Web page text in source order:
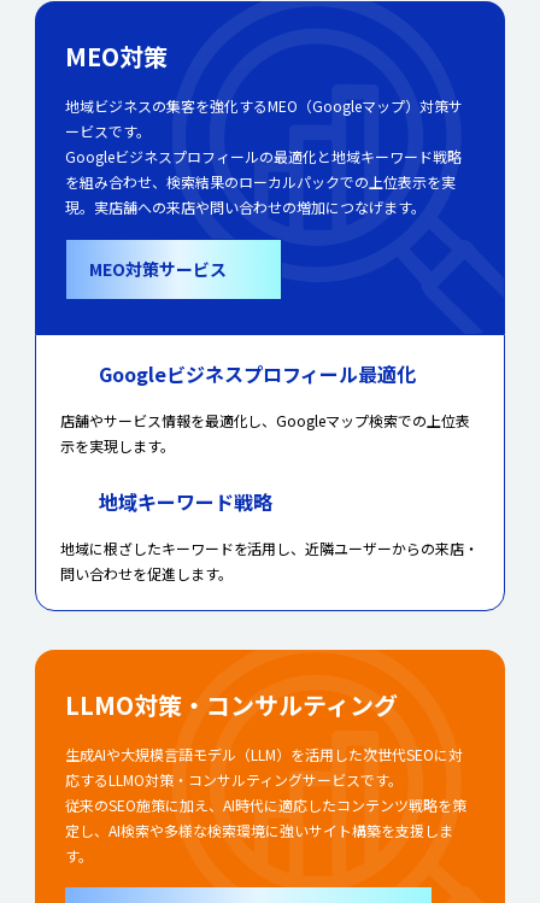
MEO対策
地域ビジネスの集客を強化するMEO（Googleマップ）対策サ
ービスです。
Googleビジネスプロフィールの最適化と地域キーワード戦略
を組み合わせ、検索結果のローカルパックでの上位表示を実
現。実店舗への来店や問い合わせの増加につなげます。
MEO対策サービス
Googleビジネスプロフィール最適化
店舗やサービス情報を最適化し、Googleマップ検索での上位表
示を実現します。
地域キーワード戦略
地域に根ざしたキーワードを活用し、近隣ユーザーからの来店・
問い合わせを促進します。
LLMO対策・コンサルティング
生成AIや大規模言語モデル（LLM）を活用した次世代SEOに対
応するLLMO対策・コンサルティングサービスです。
従来のSEO施策に加え、AI時代に適応したコンテンツ戦略を策
定し、AI検索や多様な検索環境に強いサイト構築を支援しま
す。